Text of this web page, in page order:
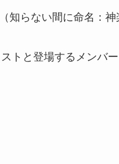
知らない間に命名：神
トと登場するメンバ